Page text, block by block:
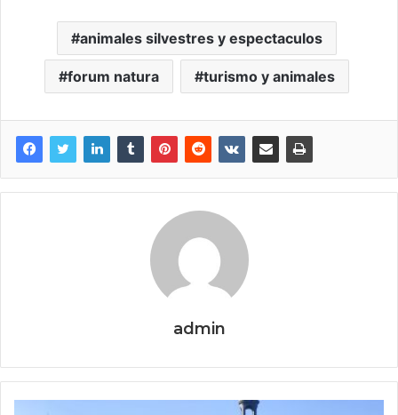
animales silvestres y espectaculos
forum natura turismo y animales
admin